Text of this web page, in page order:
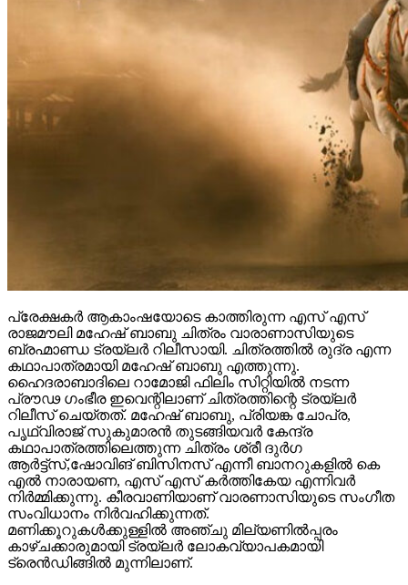
പ്രേക്ഷകർ ആകാംഷയോടെ കാത്തിരുന്ന എസ് എസ്
രാജമൗലി മഹേഷ് ബാബു ചിത്രം വാരാണാസിയുടെ
ബ്രഹ്മാണ്ഡ ട്രയ്ലർ റിലീസായി. ചിത്രത്തിൽ രുദ്ര എന്ന
കഥാപാത്രമായി മഹേഷ് ബാബു എത്തുന്നു.
ഹൈദരാബാദിലെ റാമോജി ഫിലിം സിറ്റിയിൽ നടന്ന
പ്രൗഢ ഗംഭീര ഇവെന്റിലാണ് ചിത്രത്തിന്റെ ട്രയ്ലർ
റിലീസ് ചെയ്തത്. മഹേഷ് ബാബു, പ്രിയങ്ക ചോപ്ര,
പൃഥ്വിരാജ് സുകുമാരൻ തുടങ്ങിയവർ കേന്ദ്ര
കഥാപാത്രത്തിലെത്തുന്ന ചിത്രം ശ്രീ ദുർഗ
ആർട്ട്സ്,ഷോവിങ് ബിസിനസ് എന്നീ ബാനറുകളിൽ കെ
എൽ നാരായണ, എസ് എസ് കർത്തികേയ എന്നിവർ
നിർമ്മിക്കുന്നു. കീരവാണിയാണ് വാരണാസിയുടെ സംഗീത
സംവിധാനം നിർവഹിക്കുന്നത്.
മണിക്കൂറുകൾക്കുള്ളിൽ അഞ്ചു മില്യണിൽപ്പരം
കാഴ്ചക്കാരുമായി ട്രയ്ലർ ലോകവ്യാപകമായി
ട്രെൻഡിങ്ങിൽ മുന്നിലാണ്.